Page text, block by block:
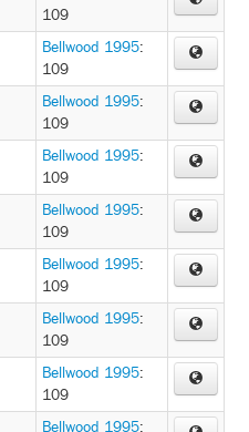
109
Bellwood 1995:
109
Bellwood 1995:
109
Bellwood 1995:
109
Bellwood 1995:
109
Bellwood 1995:
109
Bellwood 1995:
109
Bellwood 1995:
109
Bellwood 1995: